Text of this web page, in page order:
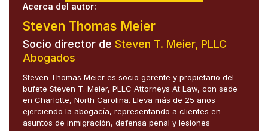
Acerca del autor:
Steven Thomas Meier
Socio director de Steven T. Meier, PLLC
Abogados
Steven Thomas Meier es socio gerente y propietario del
bufete Steven T. Meier, PLLC Attorneys At Law, con sede
en Charlotte, North Carolina. Lleva más de 25 años
ejerciendo la abogacía, representando a clientes en
asuntos de inmigración, defensa penal y lesiones